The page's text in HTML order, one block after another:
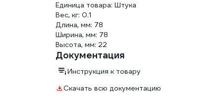
Единица товара: Штука
Вес, кг: 0.1
Длина, мм: 78
Ширина, мм: 78
Высота, мм: 22
Документация
Инструкция к товару
Скачать всю документацию